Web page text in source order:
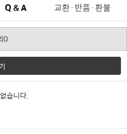
Q & A 교환·반품·환불
0
습니다.